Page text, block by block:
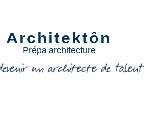
Architektôn
Prépa architecture